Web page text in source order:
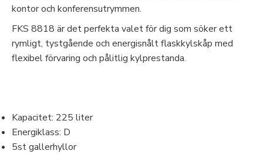
kontor och konferensutrymmen.
FKS 8818 är det perfekta valet för dig som söker ett
rymligt, tystgående och energisnålt flaskkylskåp med
flexibel förvaring och pålitlig kylprestanda.
Kapacitet: 225 liter
Energiklass: D
5st gallerhyllor